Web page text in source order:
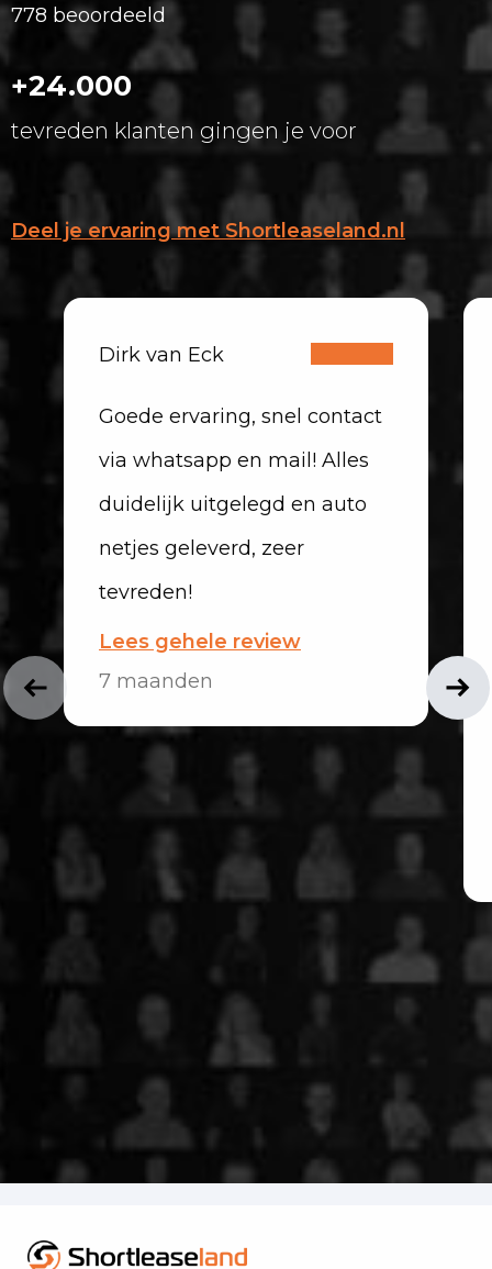
778 beoordeeld
+24.000
tevreden klanten gingen je voor
Deel je ervaring met Shortleaseland.nl
Dirk van Eck
Goede ervaring, snel contact
via whatsapp en mail! Alles
duidelijk uitgelegd en auto
netjes geleverd, zeer
tevreden!
Lees gehele review
7 maanden